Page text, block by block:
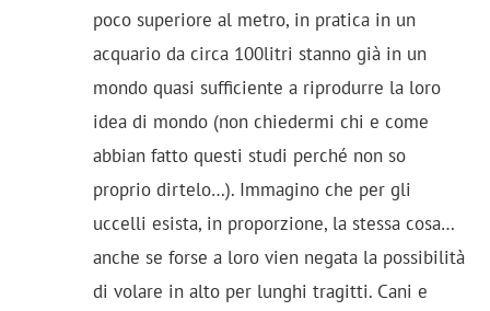
poco superiore al metro, in pratica in un
acquario da circa 100litri stanno già in un
mondo quasi sufficiente a riprodurre la loro
idea di mondo (non chiedermi chi e come
abbian fatto questi studi perché non so
proprio dirtelo…). Immagino che per gli
uccelli esista, in proporzione, la stessa cosa…
anche se forse a loro vien negata la possibilità
di volare in alto per lunghi tragitti. Cani e